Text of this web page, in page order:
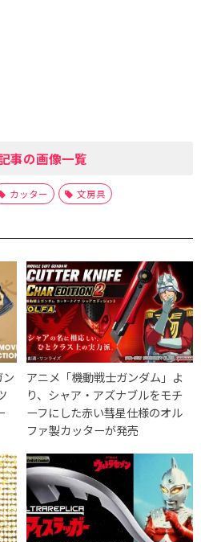
事の画像一覧
カッター 文房具
アニメ「機動戦士ガンダム」よ
り、シャア・アズナブルをモチ
ーフにした赤い彗星仕様のオル
ファ製カッターが発売